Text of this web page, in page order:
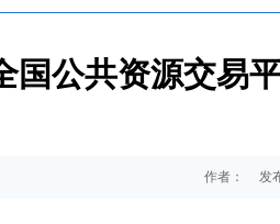
国公共资源交易
作者： 发